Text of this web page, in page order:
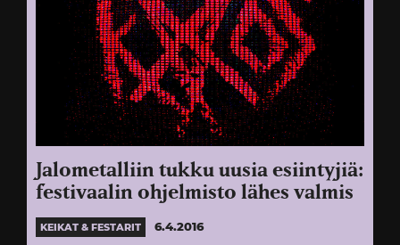
Jalometalliin tukku uusia esiintyjiä:
festivaalin ohjelmisto lähes valmis
KEIKAT & FESTARIT 6.4.2016